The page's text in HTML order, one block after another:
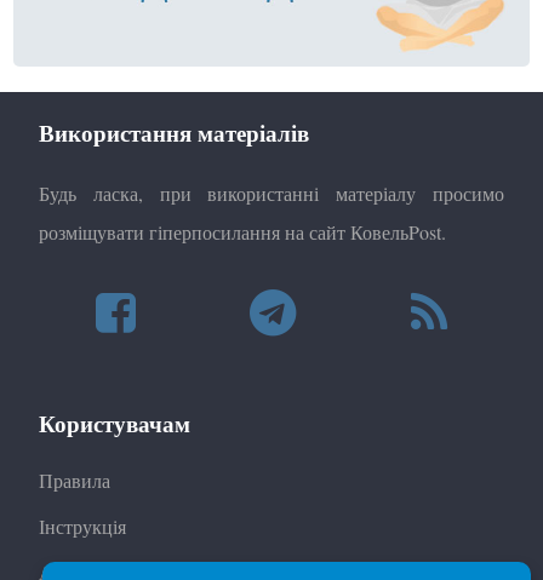
Використання матеріалів
Будь ласка, при використанні матеріалу просимо
розміщувати гіперпосилання на сайт КовельPost.
Користувачам
Правила
Інструкція
Автори